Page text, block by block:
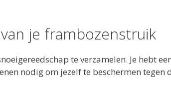
je frambozenstruik
te verzamelen. Je hebt
nodig om jezelf te beschermen tegen